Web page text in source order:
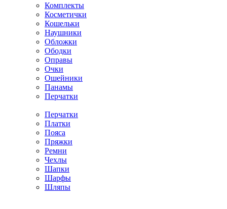
Комплекты
Косметички
Кошельки
Наушники
Обложки
Ободки
Оправы
Очки
Ошейники
Панамы
Перчатки
Перчатки
Платки
Пояса
Пряжки
Ремни
Чехлы
Шапки
Шарфы
Шляпы